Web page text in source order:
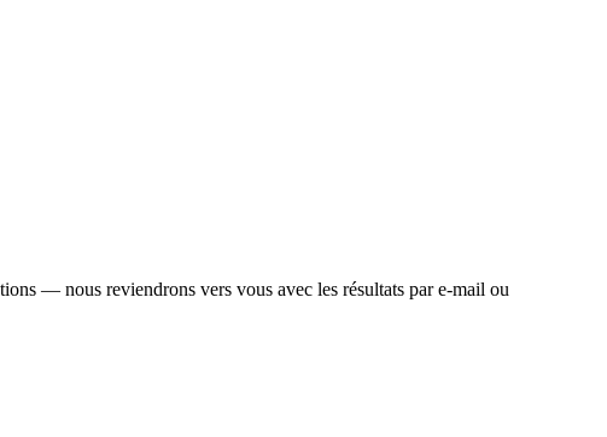
— nous reviendrons vers vous avec les résultats par e-mail ou